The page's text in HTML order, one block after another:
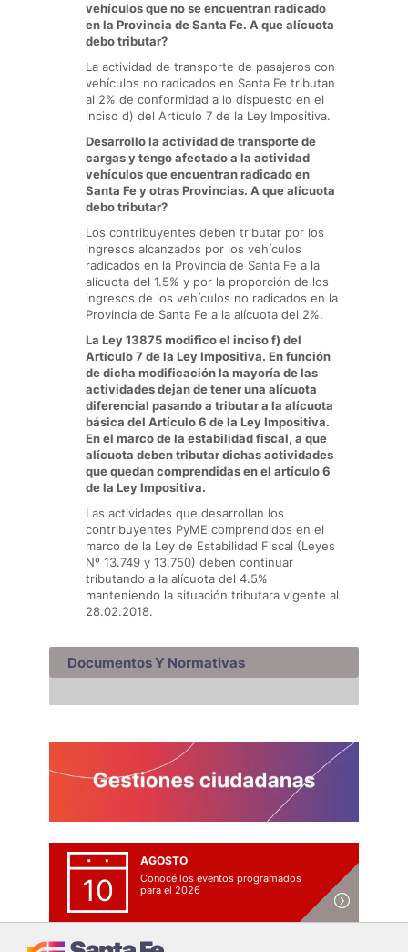
vehículos que no se encuentran radicado
en la Provincia de Santa Fe. A que alícuota
debo tributar?
La actividad de transporte de pasajeros con
vehículos no radicados en Santa Fe tributan
al 2% de conformidad a lo dispuesto en el
inciso d) del Artículo 7 de la Ley Impositiva.
Desarrollo la actividad de transporte de
cargas y tengo afectado a la actividad
vehículos que encuentran radicado en
Santa Fe y otras Provincias. A que alícuota
debo tributar?
Los contribuyentes deben tributar por los
ingresos alcanzados por los vehículos
radicados en la Provincia de Santa Fe a la
alícuota del 1.5% y por la proporción de los
ingresos de los vehículos no radicados en la
Provincia de Santa Fe a la alícuota del 2%.
La Ley 13875 modifico el inciso f) del
Artículo 7 de la Ley Impositiva. En función
de dicha modificación la mayoría de las
actividades dejan de tener una alícuota
diferencial pasando a tributar a la alícuota
básica del Artículo 6 de la Ley Impositiva.
En el marco de la estabilidad fiscal, a que
alícuota deben tributar dichas actividades
que quedan comprendidas en el artículo 6
de la Ley Impositiva.
Las actividades que desarrollan los
contribuyentes PyME comprendidos en el
marco de la Ley de Estabilidad Fiscal (Leyes
Nº 13.749 y 13.750) deben continuar
tributando a la alícuota del 4.5%
manteniendo la situación tributara vigente al
28.02.2018.
Documentos Y Normativas
10
AGOSTO
Conocé los eventos programados
para el 2026